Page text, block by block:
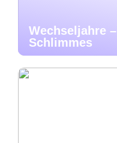
Wechseljahre
Schlimmes